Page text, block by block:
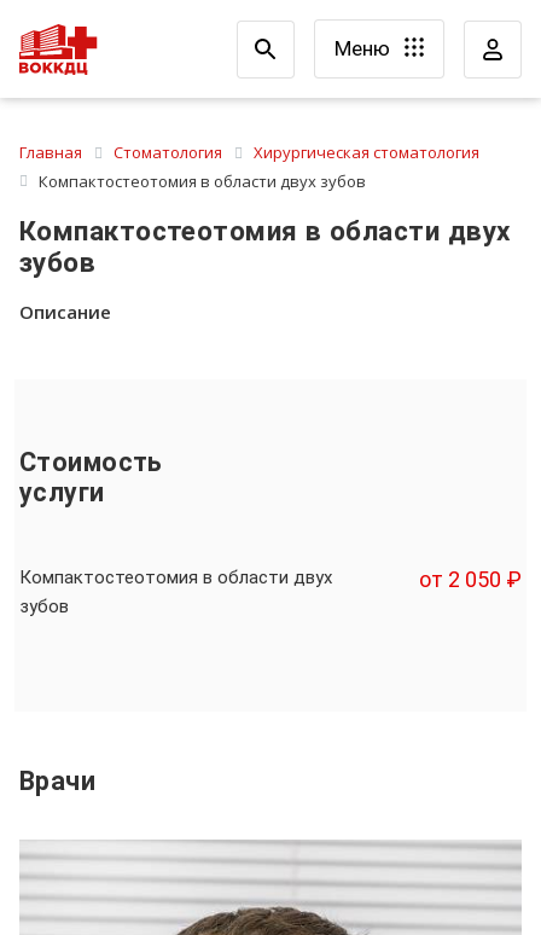
Меню
Главная Стоматология
Хирургическая стоматология
Компактостеотомия в области двух зубов
Компактостеотомия в области двух
зубов
Описание
Стоимость
услуги
Компактостеотомия в области двух
зубов
от 2 050 ₽
Врачи